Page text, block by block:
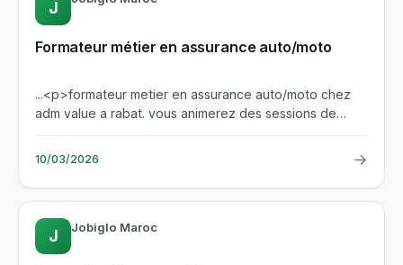
J
Formateur métier en assurance auto/moto
...<p>formateur metier en assurance auto/moto chez
adm value a rabat. vous animerez des sessions de
formation initiale et...
10/03/2026 →
J Jobiglo Maroc